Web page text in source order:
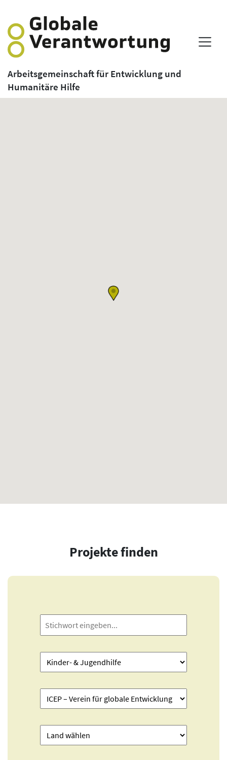
Arbeitsgemeinschaft für Entwicklung und
Humanitäre Hilfe
Projekte finden